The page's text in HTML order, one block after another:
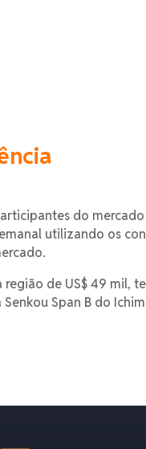
do
utilizando os
de US$ 49 mil,
Span B do